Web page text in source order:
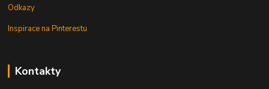
Odkazy
Inspirace na Pinterestu
Kontakty